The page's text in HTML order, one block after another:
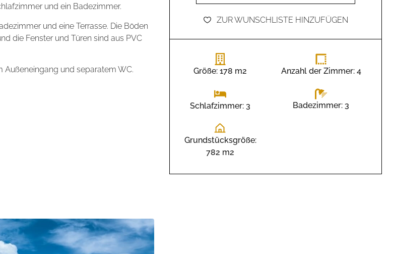
und ein Badezimmer.
und eine Terrasse. Die Böden
die Fenster und Türen sind aus PVC
Außeneingang und separatem WC.
ZUR WUNSCHLISTE HINZUFÜGEN
Größe: 178 m2 Anzahl der Zimmer: 4
Schlafzimmer: 3 Badezimmer: 3
Grundstücksgröße:
782 m2